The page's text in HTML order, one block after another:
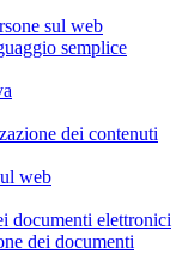
sul web
semplice
dei contenuti
web
documenti elettronici
dei documenti